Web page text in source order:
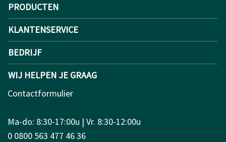
PRODUCTEN
KLANTENSERVICE
BEDRIJF
WIJ HELPEN JE GRAAG
Contactformulier
Ma-do: 8:30-17:00u | Vr. 8:30-12:00u
0 0800 563 477 46 36